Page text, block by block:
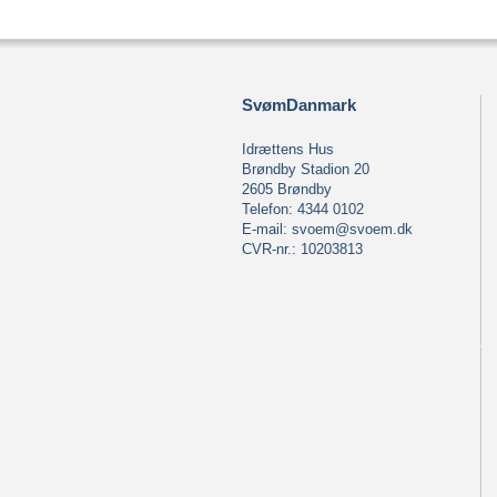
SvømDanmark
Idrættens Hus
Brøndby Stadion 20
2605 Brøndby
Telefon: 4344 0102
E-mail: svoem@svoem.dk
CVR-nr.: 10203813